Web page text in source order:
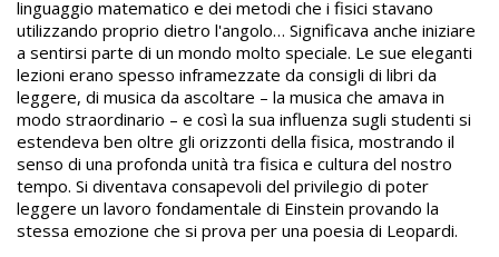
linguaggio matematico e dei metodi che i fisici stavano
utilizzando proprio dietro l'angolo… Significava anche iniziare
a sentirsi parte di un mondo molto speciale. Le sue eleganti
lezioni erano spesso inframezzate da consigli di libri da
leggere, di musica da ascoltare – la musica che amava in
modo straordinario – e così la sua influenza sugli studenti si
estendeva ben oltre gli orizzonti della fisica, mostrando il
senso di una profonda unità tra fisica e cultura del nostro
tempo. Si diventava consapevoli del privilegio di poter
leggere un lavoro fondamentale di Einstein provando la
stessa emozione che si prova per una poesia di Leopardi.